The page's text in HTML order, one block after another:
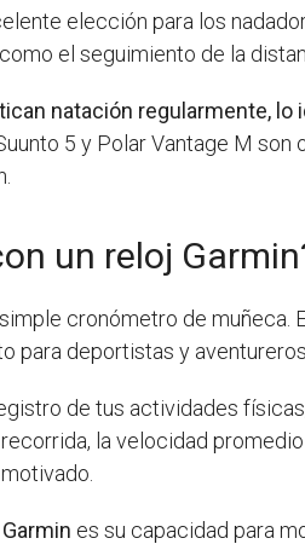
elección para los
el seguimiento de la
natación regularmente,
5 y Polar Vantage M
un reloj
cronómetro de
para deportistas y aventureros.
de tus actividades
la velocidad
es su capacidad para